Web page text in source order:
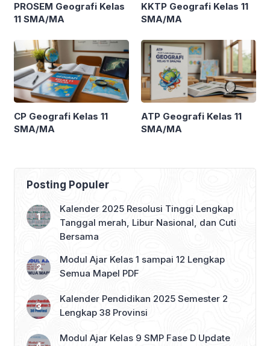
PROSEM Geografi Kelas
11 SMA/MA
KKTP Geografi Kelas 11
SMA/MA
CP Geografi Kelas 11
SMA/MA
ATP Geografi Kelas 11
SMA/MA
Posting Populer
Kalender 2025 Resolusi Tinggi Lengkap
Tanggal merah, Libur Nasional, dan Cuti
Bersama
Modul Ajar Kelas 1 sampai 12 Lengkap
Semua Mapel PDF
Kalender Pendidikan 2025 Semester 2
Lengkap 38 Provinsi
Modul Ajar Kelas 9 SMP Fase D Update